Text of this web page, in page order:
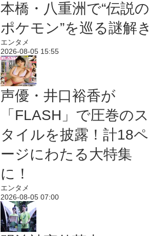
本橋・八重洲で“伝説の
ポケモン”を巡る謎解き
エンタメ
2026-08-05 15:55
声優・井口裕香が
「FLASH」で圧巻のス
タイルを披露！計18ペ
ージにわたる大特集
に！
エンタメ
2026-08-05 07:00